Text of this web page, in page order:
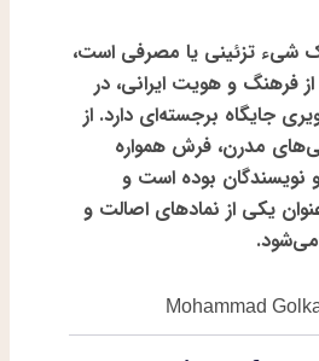
شیء تزئینی یا مصرفی است،
فرهنگ و هویت ایرانی، در
جایگاه برجسته‌ای دارد. از
مدرن، فرش همواره
نویسندگان بوده است و
یکی از نمادهای اصالت و
می‌شود.
Mohammad